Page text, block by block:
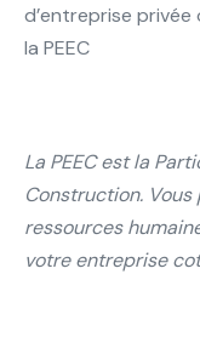
d’entreprise
la PEEC
La PEEC est la
Construction.
ressources
votre entreprise